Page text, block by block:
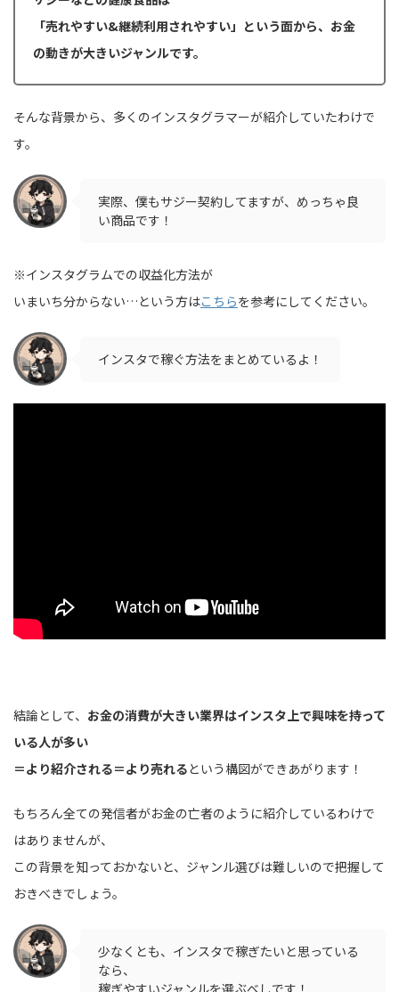
「売れやすい&継続利用されやすい」という面から、お金
の動きが大きいジャンルです。
そんな背景から、多くのインスタグラマーが紹介していたわけで
す。
実際、僕もサジー契約してますが、めっちゃ良
い商品です！
※インスタグラムでの収益化方法が
いまいち分からない…という方はこちらを参考にしてください。
インスタで稼ぐ方法をまとめているよ！
結論として、 お金の消費が大きい業界はインスタ上で興味を持って
いる人が多い
＝より紹介される＝より売れるという構図ができあがります！
もちろん全ての発信者がお金の亡者のように紹介しているわけで
はありませんが、
この背景を知っておかないと、ジャンル選びは難しいので把握して
おきべきでしょう。
少なくとも、インスタで稼ぎたいと思っている
なら、
稼ぎやすいジャンルを選ぶべしです！